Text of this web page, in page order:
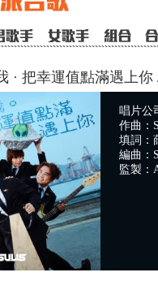
· 把幸運值點滿遇上你
唱片公
作曲：
填詞：
編曲：
監製：